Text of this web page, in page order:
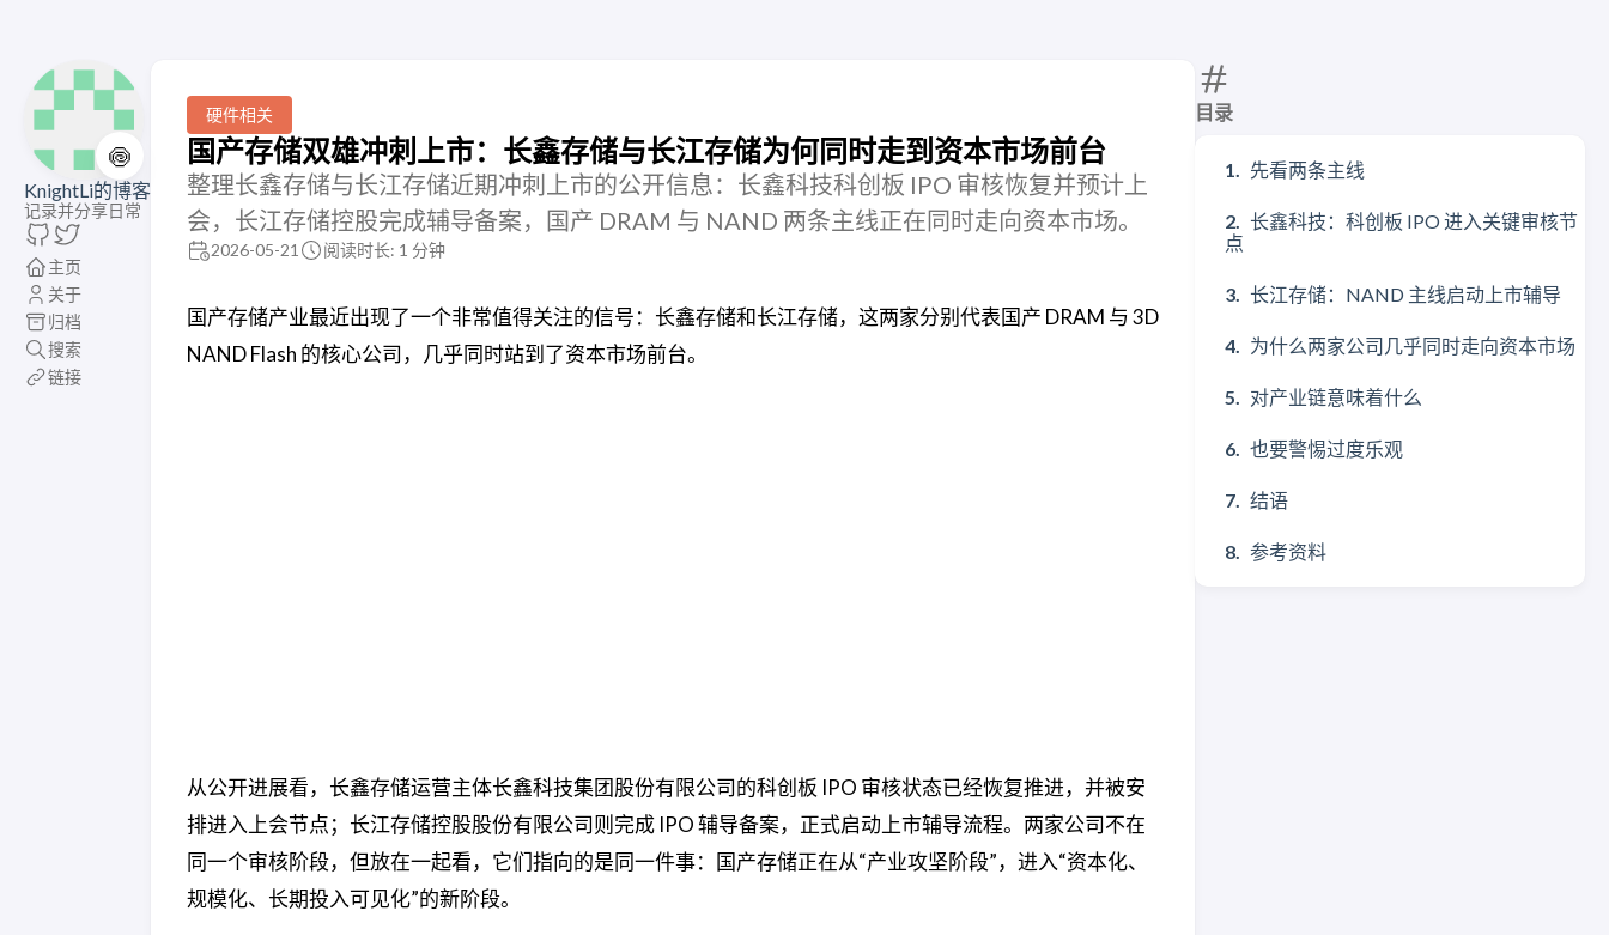
🍥
KnightLi的博客
记录并分享日常
主页
关于
归档
搜索
链接
目录
先看两条主线
长鑫科技：科创板 IPO 进入关键审核节
点
长江存储：NAND 主线启动上市辅导
为什么两家公司几乎同时走向资本市场
对产业链意味着什么
也要警惕过度乐观
结语
参考资料
硬件相关
国产存储双雄冲刺上市：长鑫存储与长江存储为何同时走到资本市场前台
整理长鑫存储与长江存储近期冲刺上市的公开信息：长鑫科技科创板 IPO 审核恢复并预计上
会，长江存储控股完成辅导备案，国产 DRAM 与 NAND 两条主线正在同时走向资本市场。
2026-05-21 阅读时长: 1 分钟
国产存储产业最近出现了一个非常值得关注的信号：长鑫存储和长江存储，这两家分别代表国产 DRAM 与 3D
NAND Flash 的核心公司，几乎同时站到了资本市场前台。
从公开进展看，长鑫存储运营主体长鑫科技集团股份有限公司的科创板 IPO 审核状态已经恢复推进，并被安
排进入上会节点；长江存储控股股份有限公司则完成 IPO 辅导备案，正式启动上市辅导流程。两家公司不在
同一个审核阶段，但放在一起看，它们指向的是同一件事：国产存储正在从“产业攻坚阶段”，进入“资本化、
规模化、长期投入可见化”的新阶段。